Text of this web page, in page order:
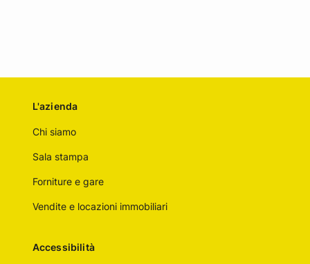
L'azienda
Chi siamo
Sala stampa
Forniture e gare
Vendite e locazioni immobiliari
Accessibilità